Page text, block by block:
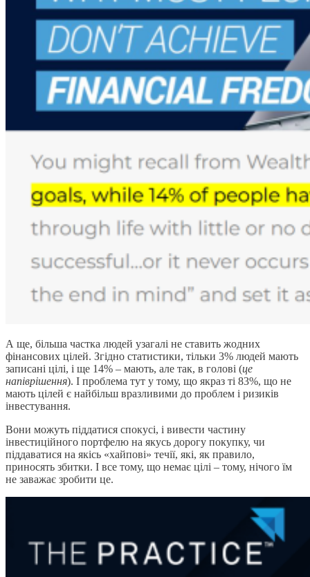
А ще, більша частка людей узагалі не ставить жодних
фінансових цілей. Згідно статистики, тільки 3% людей мають
записані цілі, і ще 14% – мають, але так, в голові (це
напіврішення). І проблема тут у тому, що якраз ті 83%, що не
мають цілей є найбільш вразливими до проблем і ризиків
інвестування.
Вони можуть піддатися спокусі, і вивести частину
інвестиційного портфелю на якусь дорогу покупку, чи
піддаватися на якісь «хайпові» течії, які, як правило,
приносять збитки. І все тому, що немає цілі – тому, нічого їм
не заважає зробити це.